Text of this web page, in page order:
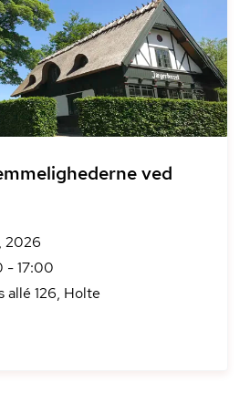
ved
2026
- 17:00
allé 126, Holte